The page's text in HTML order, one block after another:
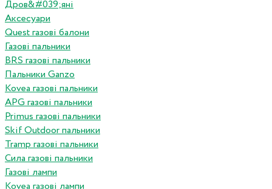
Дров&#039;яні
Аксесуари
Quest газові балони
Газові пальники
BRS газові пальники
Пальники Ganzo
Kovea газові пальники
APG газові пальники
Primus газові пальники
Skif Outdoor пальники
Tramp газові пальники
Сила газові пальники
Газові лампи